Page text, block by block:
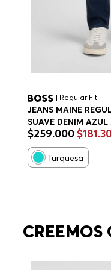
| Regular Fit
JEANS MAINE
SUAVE DENIM AZUL
REGULAR FIT
$259.000 $181.
Turquesa
CREEMOS